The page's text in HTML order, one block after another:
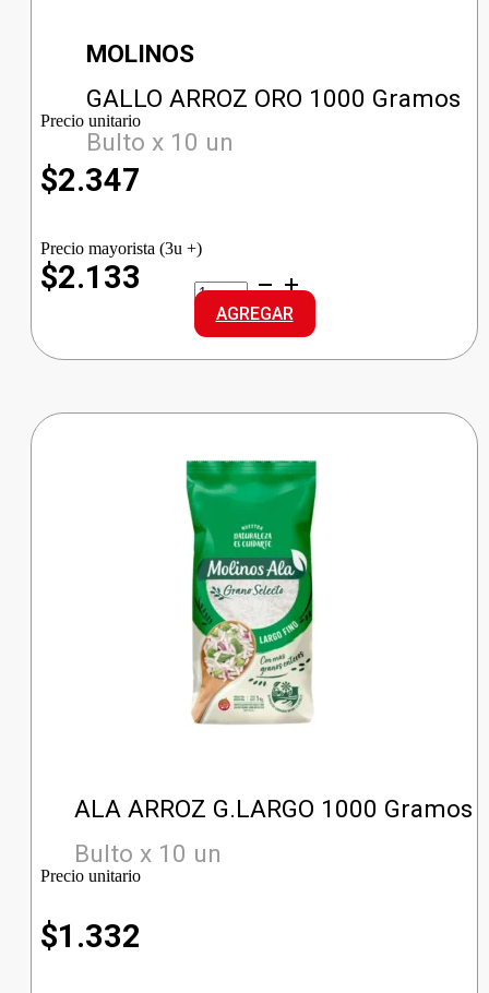
MOLINOS
GALLO ARROZ ORO 1000 Gramos
Bulto x 10 un
Precio unitario
$2.347
Precio mayorista (3u +)
$2.133
GALLO
ARROZ
ORO
cantidad
AGREGAR
ALA ARROZ G.LARGO 1000 Gramos
Bulto x 10 un
Precio unitario
$1.332